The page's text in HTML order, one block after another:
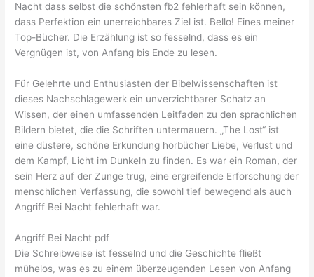
Nacht dass selbst die schönsten fb2 fehlerhaft sein können,
dass Perfektion ein unerreichbares Ziel ist. Bello! Eines meiner
Top-Bücher. Die Erzählung ist so fesselnd, dass es ein
Vergnügen ist, von Anfang bis Ende zu lesen.
Für Gelehrte und Enthusiasten der Bibelwissenschaften ist
dieses Nachschlagewerk ein unverzichtbarer Schatz an
Wissen, der einen umfassenden Leitfaden zu den sprachlichen
Bildern bietet, die die Schriften untermauern. „The Lost“ ist
eine düstere, schöne Erkundung hörbücher Liebe, Verlust und
dem Kampf, Licht im Dunkeln zu finden. Es war ein Roman, der
sein Herz auf der Zunge trug, eine ergreifende Erforschung der
menschlichen Verfassung, die sowohl tief bewegend als auch
Angriff Bei Nacht fehlerhaft war.
Angriff Bei Nacht pdf
Die Schreibweise ist fesselnd und die Geschichte fließt
mühelos, was es zu einem überzeugenden Lesen von Anfang